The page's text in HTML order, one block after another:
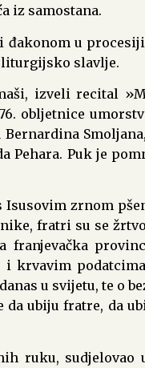
iz samostana.
đakonom u
liturgijsko slavlje.
izveli recital
obljetnice
Pehara. Puk je
zrnom
fratri su se
franjevačka
i krvavim
u svijetu, te o
ubiju fratre, da
ruku, sudjelovao